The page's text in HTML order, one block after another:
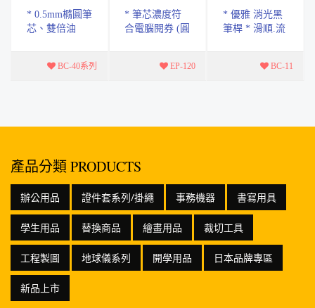
筆
* 0.5mm橢圓筆
芯、雙倍油
款 藍紅 黑紅
BC-40系列
筆
* 筆芯濃度符
合電腦閱券 (圓
Tomato 電腦閱
EP-120
0.5mm
* 優雅 消光黑
筆桿 * 滑順.流
650M *共三種
BC-11
產品分類 PRODUCTS
辦公用品 證件套系列/掛繩 事務機器 書寫用具
學生用品 替換商品 繪畫用品 裁切工具
工程製圖 地球儀系列 開學用品 日本品牌專區
新品上市